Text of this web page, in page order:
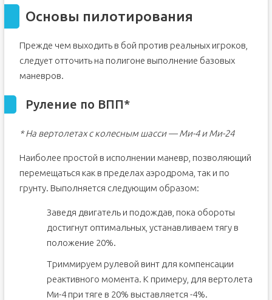
Основы пилотирования
Прежде чем выходить в бой против реальных игроков,
следует отточить на полигоне выполнение базовых
маневров.
Руление по ВПП*
* На вертолетах с колесным шасси — Ми-4 и Ми-24
Наиболее простой в исполнении маневр, позволяющий
перемещаться как в пределах аэродрома, так и по
грунту. Выполняется следующим образом:
Заведя двигатель и подождав, пока обороты
достигнут оптимальных, устанавливаем тягу в
положение 20%.
Триммируем рулевой винт для компенсации
реактивного момента. К примеру, для вертолета
Ми-4 при тяге в 20% выставляется -4%.